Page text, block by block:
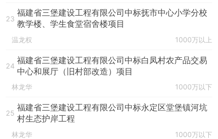
23
福建省三堡建设工程有限公司中标抚市中心小学分校
教学楼、学生食堂宿舍楼项目
温龙权 1000万以上
24
福建省三堡建设工程有限公司中标白凤村农产品交易
中心和展厅（旧村部改造）项目
林龙华 1000万以下
25
福建省三堡建设工程有限公司中标永定区堂堡镇河坑
村生态护岸工程
林龙华 1000万以下